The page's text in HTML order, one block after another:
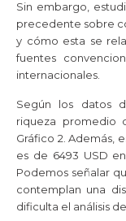
Sin embargo,
precedente sobre
y cómo esta se
fuentes
internacionales.
Según los datos
riqueza promedio
Gráfico 2. Además,
es de 6493 USD
Podemos señalar
contemplan una
dificulta el análisis